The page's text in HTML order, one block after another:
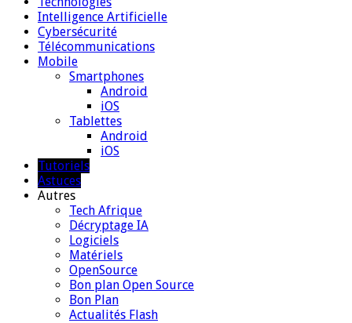
Intelligence Artificielle
Cybersécurité
Télécommunications
Mobile
Smartphones
Android
iOS
Tablettes
Android
iOS
Tutoriels
Astuces
Autres
Tech Afrique
Décryptage IA
Logiciels
Matériels
OpenSource
Bon plan Open Source
Bon Plan
Actualités Flash